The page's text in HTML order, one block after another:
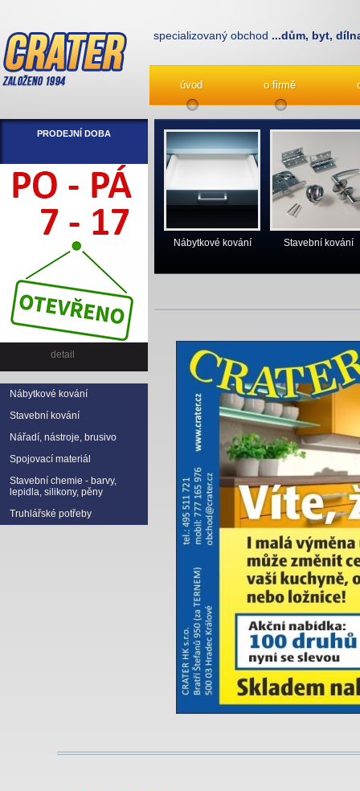
úvod o firmě
specializovaný obchod ...dům, byt,
PRODEJNÍ DOBA
detail
Nábytkové kování
Stavební kování
Nářadí, nástroje, brusivo
Spojovací materiál
Stavební chemie - barvy,
lepidla, silikony, pěny
Truhlářské potřeby
Nábytkové kování Stavební kování